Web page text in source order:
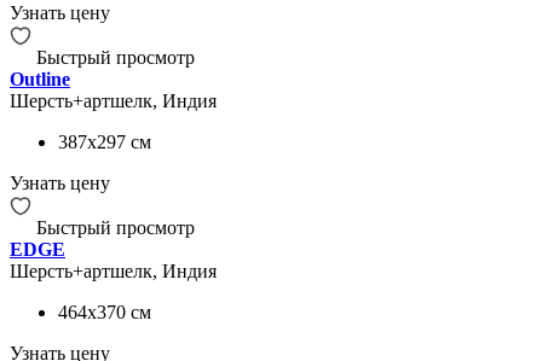
Узнать цену
Быстрый просмотр
Outline
Шерсть+артшелк, Индия
387x297 см
Узнать цену
Быстрый просмотр
EDGE
Шерсть+артшелк, Индия
464x370 см
Узнать цену